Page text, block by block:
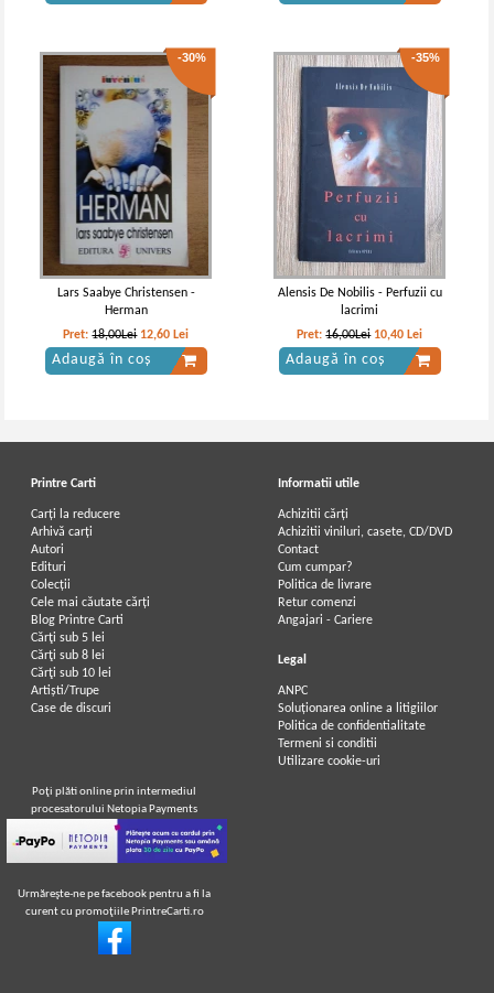
-30%
Lars Saabye Christensen -
Herman
Pret:18,00Lei 12,60 Lei
Adaugă în coș
-35%
Alensis De Nobilis - Perfuzii cu
lacrimi
Pret:16,00Lei 10,40 Lei
Adaugă în coș
Printre Carti
Carți la reducere
Arhivă carți
Autori
Edituri
Colecții
Cele mai căutate cărți
Blog Printre Carti
Cărţi sub 5 lei
Cărţi sub 8 lei
Cărţi sub 10 lei
Artiști/Trupe
Case de discuri
Informatii utile
Achizitii cărți
Achizitii viniluri, casete, CD/DVD
Contact
Cum cumpar?
Politica de livrare
Retur comenzi
Angajari - Cariere
Legal
ANPC
Soluționarea online a litigiilor
Politica de confidentialitate
Termeni si conditii
Utilizare cookie-uri
Poţi plăti online prin intermediul
procesatorului Netopia Payments
Urmăreşte-ne pe facebook pentru a fi la
curent cu promoţiile PrintreCarti.ro